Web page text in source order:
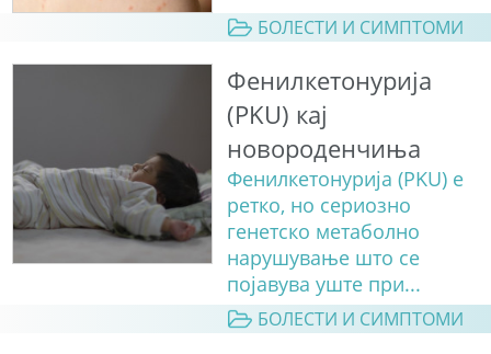
БОЛЕСТИ И СИМПТОМИ
Фенилкетонурија
(PKU) кај
новороденчиња
Фенилкетонурија (PKU) е
ретко, но сериозно
генетско метаболно
нарушување што се
појавува уште при...
БОЛЕСТИ И СИМПТОМИ